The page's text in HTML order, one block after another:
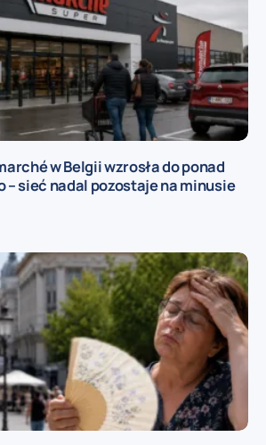
w Belgii wzrosła do ponad
– sieć nadal pozostaje na minusie